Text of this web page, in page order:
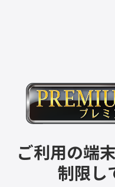
ご利用の端
制限し